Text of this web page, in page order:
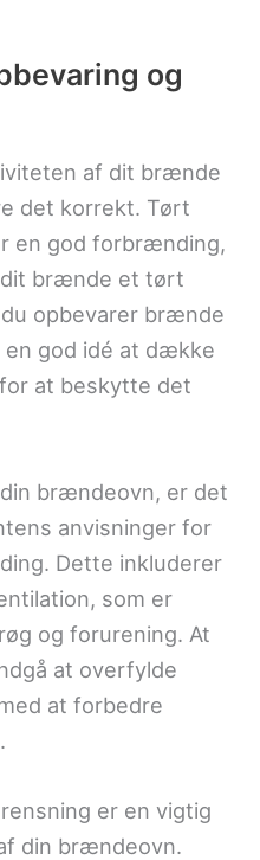
og
af dit brænde
det korrekt. Tørt
en god forbrænding,
dit brænde et tørt
opbevarer brænde
god idé at dække
at beskytte det
brændeovn, er det
anvisninger for
Dette inkluderer
som er
og forurening. At
at overfylde
at forbedre
er en vigtig
din brændeovn.